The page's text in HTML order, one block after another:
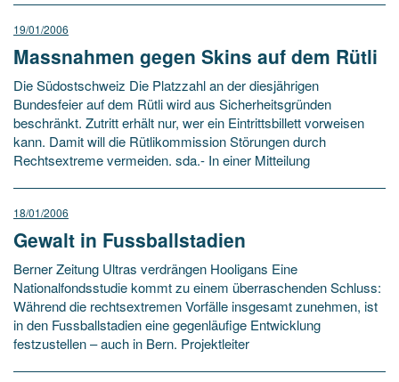
19/01/2006
Massnahmen gegen Skins auf dem Rütli
Die Südostschweiz Die Platzzahl an der diesjährigen
Bundesfeier auf dem Rütli wird aus Sicherheitsgründen
beschränkt. Zutritt erhält nur, wer ein Eintrittsbillett vorweisen
kann. Damit will die Rütlikommission Störungen durch
Rechtsextreme vermeiden. sda.- In einer Mitteilung
18/01/2006
Gewalt in Fussballstadien
Berner Zeitung Ultras verdrängen Hooligans Eine
Nationalfondsstudie kommt zu einem überraschenden Schluss:
Während die rechtsextremen Vorfälle insgesamt zunehmen, ist
in den Fussballstadien eine gegenläufige Entwicklung
festzustellen – auch in Bern. Projektleiter